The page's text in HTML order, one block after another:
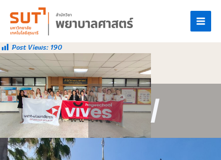
Post Views:190
Intern